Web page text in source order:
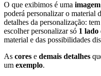
O que exibimos é uma
poderá personalizar o material
detalhes da personalização:
escolher personalizar só 1 lado
material e das possibilidades
As cores e demais detalhes
um exemplo.